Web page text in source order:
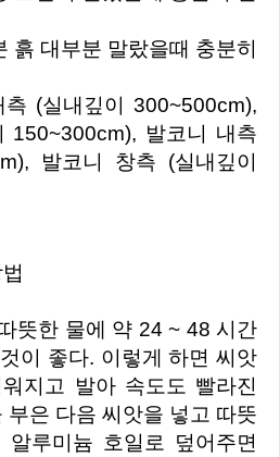
흙 대부분 말랐을때 충분히
(실내깊이 300~500cm),
150~300cm), 발코니 내측
발코니 창측 (실내깊이
뜻한 물에 약 24 ~ 48 시간
이 좋다. 이렇게 하면 씨앗
지고 발아 속도도 빨라진
부은 다음 씨앗을 넣고 따뜻
루미늄 호일로 덮어주면